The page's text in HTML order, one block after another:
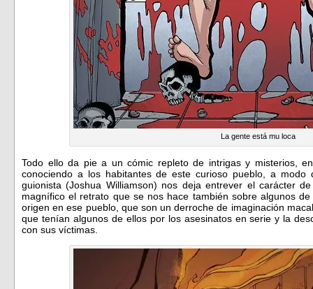
La gente está mu loca
Todo ello da pie a un cómic repleto de intrigas y misterios,
conociendo a los habitantes de este curioso pueblo, a
guionista (Joshua Williamson) nos deja entrever el carácter
magnífico el retrato que se nos hace también sobre algunos
origen en ese pueblo, que son un derroche de imaginación
que tenían algunos de ellos por los asesinatos en serie y la
con sus víctimas.